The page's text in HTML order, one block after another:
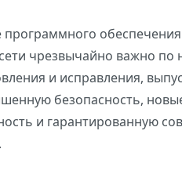
чрезвычайно важно по
и исправления,
безопасность,
и гарантированную